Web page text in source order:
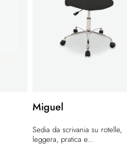
Miguel
Sedia da scrivania su rotelle,
leggera, pratica e...